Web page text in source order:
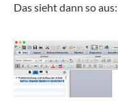
Das sieht dann so aus: